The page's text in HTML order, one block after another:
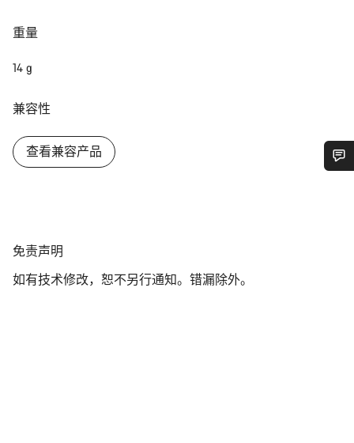
重量
14 g
兼容性
查看兼容产品
免
声
免责声明
如有技术修改，恕不另行通知。错漏除外。
开始聊天